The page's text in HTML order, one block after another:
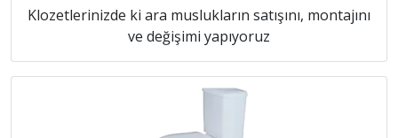
Klozetlerinizde ki ara muslukların satışını, montajını
ve değişimi yapıyoruz